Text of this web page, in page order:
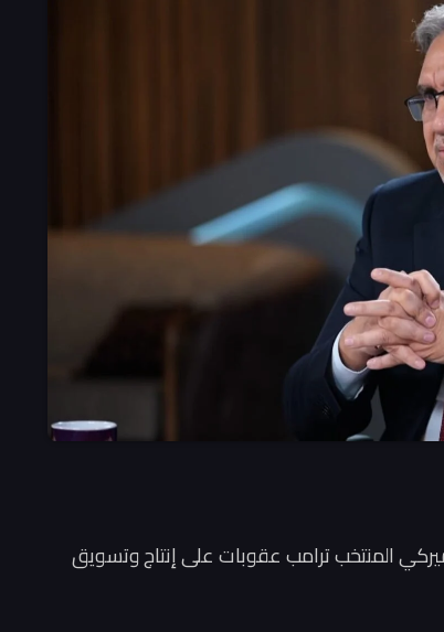
المنتخب ترامب عقوبات على إنتاج وتسويق